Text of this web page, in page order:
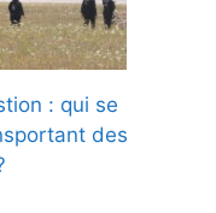
: qui se
des